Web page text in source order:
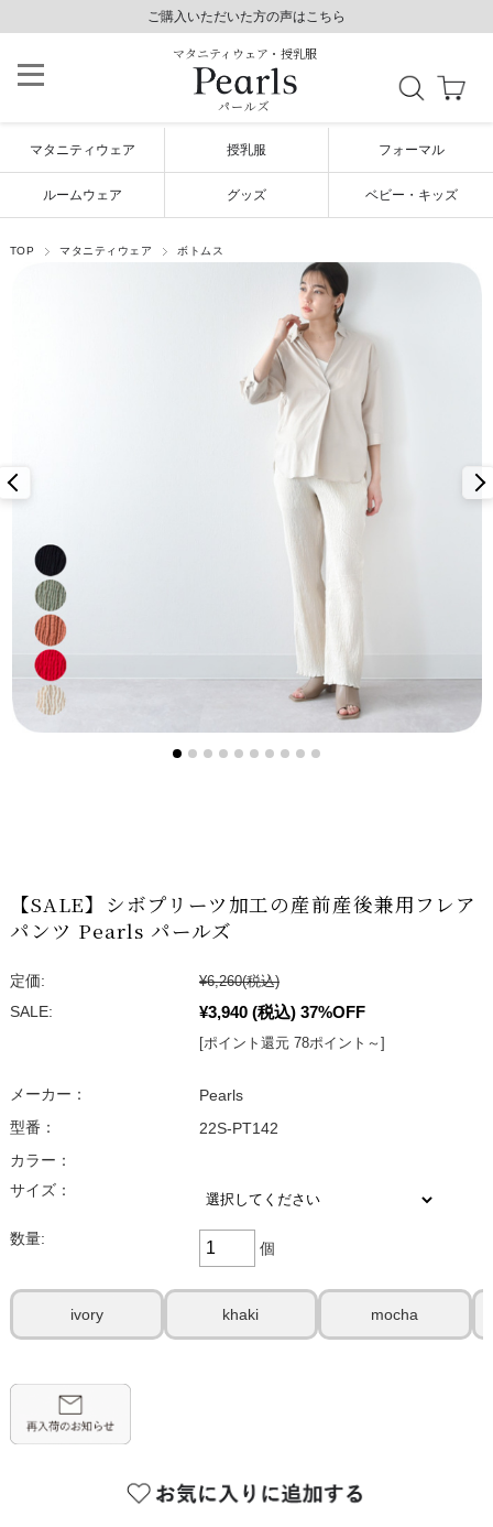
ご購入いただいた方の声はこちら
8,800円以上で送料無料/土日祝も発送（年末年始除く）
ご購入いただいた方の声はこちら
8,800円以上で送料無料/土日祝も発送（年末年始除く）
マタニティウェア・授乳服
パールズ
マタニティウェア 授乳服 フォーマル
ルームウェア グッズ ベビー・キッズ
TOP マタニティウェア ボトムス
【SALE】シボプリーツ加工の産前産後兼用フレア
パンツ Pearls パールズ
定価: ¥6,260(税込)
SALE:
¥3,940 (税込) 37%OFF
[ポイント還元 78ポイント～]
メーカー：
Pearls
型番：
22S-PT142
カラー：
サイズ：
数量:
個
ivory khaki mocha